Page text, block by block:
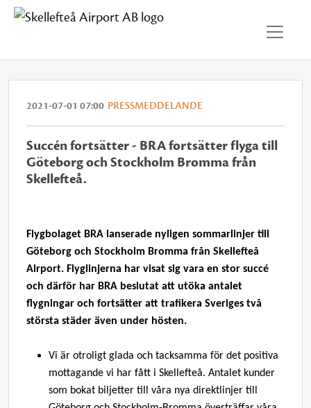
2021-07-01 07:00 PRESSMEDDELANDE
Succén fortsätter - BRA fortsätter flyga till
Göteborg och Stockholm Bromma från
Skellefteå.
Flygbolaget BRA lanserade nyligen sommarlinjer till
Göteborg och Stockholm Bromma från Skellefteå
Airport. Flyglinjerna har visat sig vara en stor succé
och därför har BRA beslutat att utöka antalet
flygningar och fortsätter att trafikera Sveriges två
största städer även under hösten.
Vi är otroligt glada och tacksamma för det positiva
mottagande vi har fått i Skellefteå. Antalet kunder
som bokat biljetter till våra nya direktlinjer till